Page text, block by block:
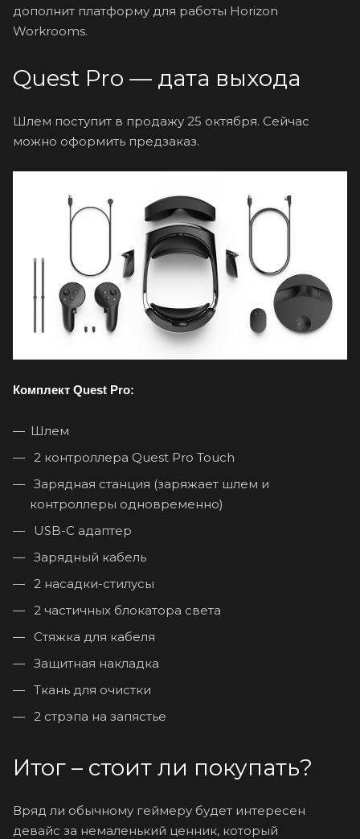
дополнит платформу для работы Horizon
Workrooms.
Quest Pro — дата выхода
Шлем поступит в продажу 25 октября. Сейчас
можно оформить предзаказ.
Комплект Quest Pro:
Шлем
2 контроллера Quest Pro Touch
Зарядная станция (заряжает шлем и
контроллеры одновременно)
USB-C адаптер
Зарядный кабель
2 насадки-стилусы
2 частичных блокатора света
Стяжка для кабеля
Защитная накладка
Ткань для очистки
2 стрэпа на запястье
Итог – стоит ли покупать?
Вряд ли обычному геймеру будет интересен
девайс за немаленький ценник, который